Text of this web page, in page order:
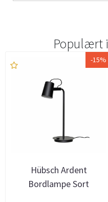
Populært i
-15%
Hübsch Ardent
Bordlampe Sort